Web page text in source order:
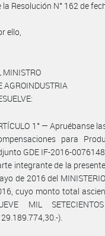
la Resolución N° 162 de
ello,
MINISTRO
AGROINDUSTRIA
1° — Apruébanse
para
GDE IF-2016-
integrante de la
de 2016 del
cuyo monto total
MIL
29.189.774,30.-).